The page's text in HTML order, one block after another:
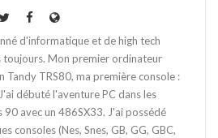
d'informatique et de high tech
toujours. Mon premier ordinateur
Tandy TRS80, ma première console :
débuté l'aventure PC dans les
90 avec un 486SX33. J'ai possédé
consoles (Nes, Snes, GB, GG, GBC,